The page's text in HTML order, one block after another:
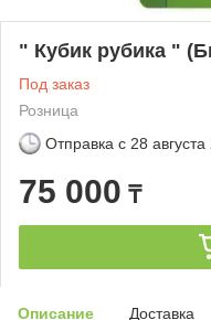
" Кубик рубика "
Под заказ
Розница
Отправка с 28
75 000 ₸
Описание Доставка